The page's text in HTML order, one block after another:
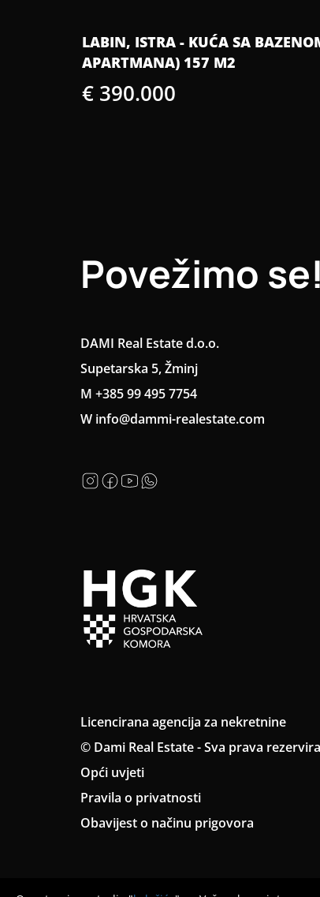
LABIN, ISTRA - KUĆA SA
APARTMANA) 157 M2
€ 390.000
Povežimo se!
DAMI Real Estate d.o.o.
Supetarska 5, Žminj
M +385 99 495 7754
W info@dammi-realestate.com
Licencirana agencija za nekretnine
© Dami Real Estate - Sva prava
Opći uvjeti
Pravila o privatnosti
Obavijest o načinu prigovora